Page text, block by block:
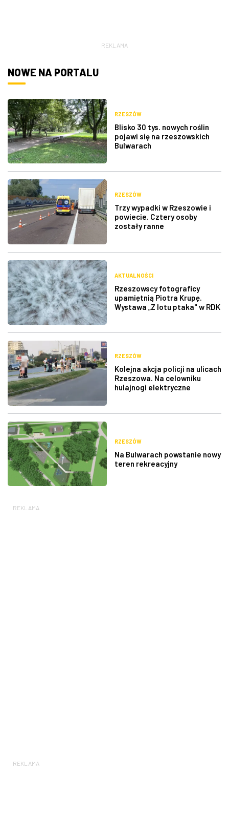
REKLAMA
NOWE NA PORTALU
RZESZÓW
Blisko 30 tys. nowych roślin
pojawi się na rzeszowskich
Bulwarach
RZESZÓW
Trzy wypadki w Rzeszowie i
powiecie. Cztery osoby
zostały ranne
AKTUALNOŚCI
Rzeszowscy fotograficy
upamiętnią Piotra Krupę.
Wystawa „Z lotu ptaka" w RDK
RZESZÓW
Kolejna akcja policji na ulicach
Rzeszowa. Na celowniku
hulajnogi elektryczne
RZESZÓW
Na Bulwarach powstanie nowy
teren rekreacyjny
REKLAMA
REKLAMA